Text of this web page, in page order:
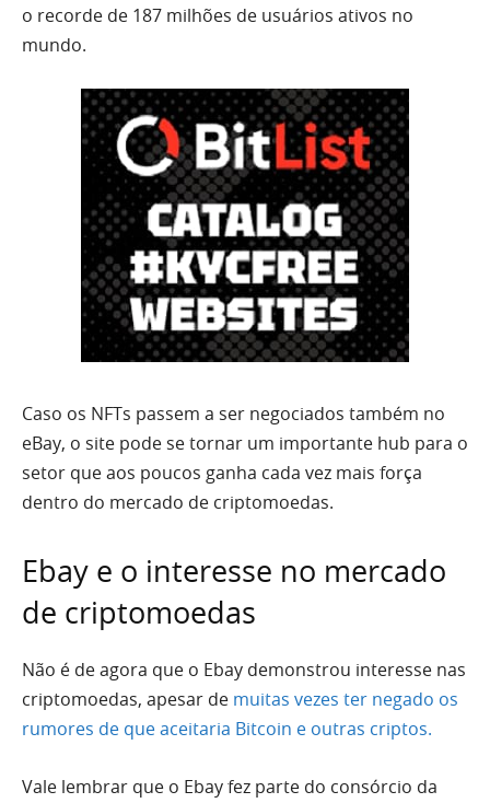
o recorde de 187 milhões de usuários ativos no
mundo.
Caso os NFTs passem a ser negociados também no
eBay, o site pode se tornar um importante hub para o
setor que aos poucos ganha cada vez mais força
dentro do mercado de criptomoedas.
Ebay e o interesse no mercado
de criptomoedas
Não é de agora que o Ebay demonstrou interesse nas
criptomoedas, apesar de muitas vezes ter negado os
rumores de que aceitaria Bitcoin e outras criptos.
Vale lembrar que o Ebay fez parte do consórcio da